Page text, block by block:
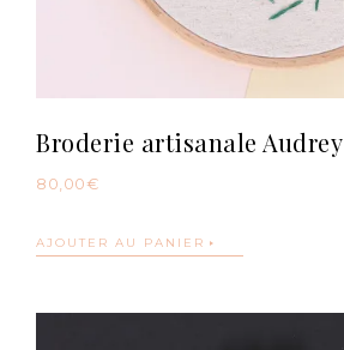
Broderie artisanale Audrey
80,00 €
AJOUTER AU PANIER